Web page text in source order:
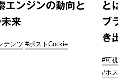
ンジンの動向と
来
テンツ #ポストCookie
と
ブ
き
#可
#ポ